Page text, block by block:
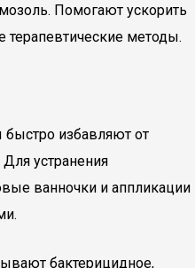
Помогают ускорить
терапевтические методы.
избавляют от
устранения
ванночки и аппликации
бактерицидное,